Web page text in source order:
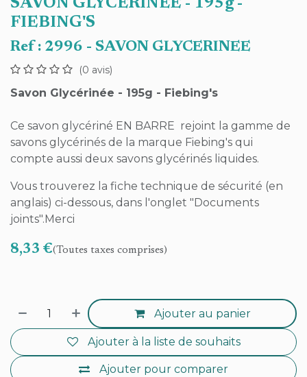
SAVON GLYCÉRINÉE - 195g -
FIEBING'S
Ref : 2996 - SAVON GLYCERINEE
(0 avis)
Savon Glycérinée - 195g - Fiebing's
Ce savon glycériné EN BARRE rejoint la gamme de
savons glycérinés de la marque Fiebing's qui
compte aussi deux savons glycérinés liquides.
Vous trouverez la fiche technique de sécurité (en
anglais) ci-dessous, dans l'onglet "Documents
joints".Merci
8,33 €(Toutes taxes comprises)
Ajouter au panier
Ajouter pour comparer
Ajouter à la liste de souhaits